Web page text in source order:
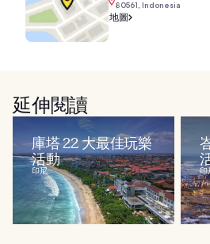
80561, Indonesia
地圖
延伸閱讀
庫塔 22 大最佳玩樂
活動
印尼 印